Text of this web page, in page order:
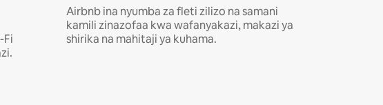
Fi
Airbnb ina nyumba za fleti zilizo na samani
kamili zinazofaa kwa wafanyakazi, makazi ya
shirika na mahitaji ya kuhama.